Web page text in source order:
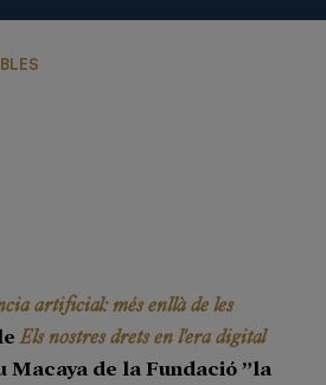
artificial: més enllà de les
Els nostres drets en l'era digital
Macaya de la Fundació ”la